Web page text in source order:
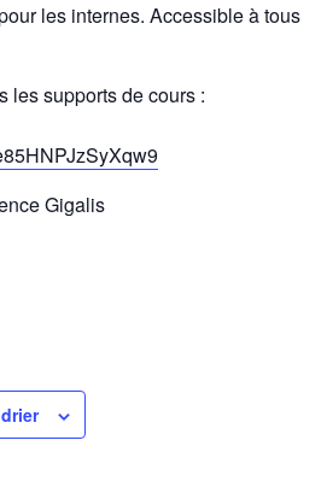
les internes. Accessible à tous
les supports de cours :
Gigalis